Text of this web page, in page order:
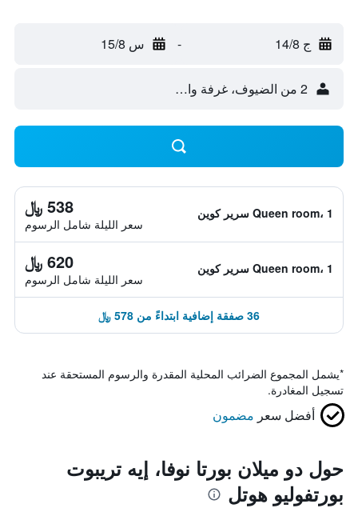
ج 14/8 - س 15/8
2 من الضيوف، غرفة واحدة
Queen room، 1 سرير كوين 538 ﷼
سعر الليلة شامل الرسوم
Queen room، 1 سرير كوين 620 ﷼
سعر الليلة شامل الرسوم
36 صفقة إضافية ابتداءً من 578 ﷼
*يشمل المجموع الضرائب المحلية المقدرة والرسوم المستحقة عند
تسجيل المغادرة.
أفضل سعر مضمون
حول دو ميلان بورتا نوفا، إيه تريبوت
بورتفوليو هوتل